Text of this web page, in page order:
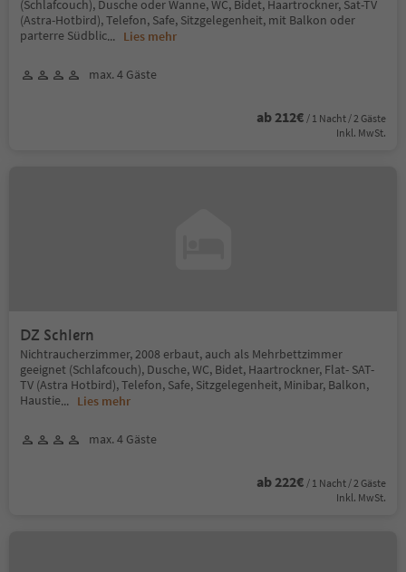
(Schlafcouch), Dusche oder Wanne, WC, Bidet, Haartrockner, Sat-TV
(Astra-Hotbird), Telefon, Safe, Sitzgelegenheit, mit Balkon oder
parterre Südblic... Lies mehr
max. 4 Gäste
ab 212€ / 1 Nacht / 2 Gäste
Inkl. MwSt.
DZ Schlern
Nichtraucherzimmer, 2008 erbaut, auch als Mehrbettzimmer
geeignet (Schlafcouch), Dusche, WC, Bidet, Haartrockner, Flat- SAT-
TV (Astra Hotbird), Telefon, Safe, Sitzgelegenheit, Minibar, Balkon,
Haustie... Lies mehr
max. 4 Gäste
ab 222€ / 1 Nacht / 2 Gäste
Inkl. MwSt.